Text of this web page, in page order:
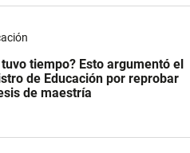
tiempo? Esto argumentó el
de Educación por reprobar
de maestría